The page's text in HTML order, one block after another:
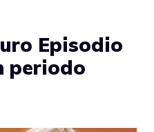
Episodio
periodo